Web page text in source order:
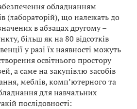
обладнанням
(лабораторій), що належать до
в абзацах другому –
більш як на 80 відсотків
у разі їх наявності можуть
освітнього простору
а саме на закупівлю засобів
меблів, комп’ютерного та
для навчальних
послідовності: